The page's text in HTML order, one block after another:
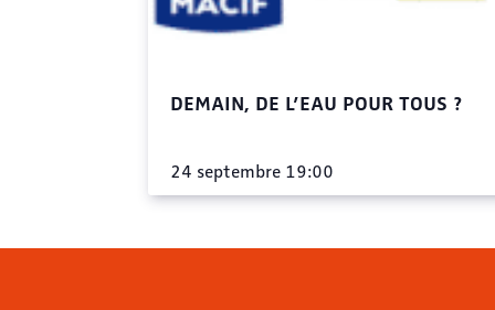
DEMAIN, DE L’EAU POUR TOUS ?
24 septembre 19:00